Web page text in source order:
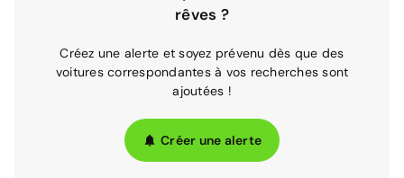
rêves ?
Créez une alerte et soyez prévenu dès que des
voitures correspondantes à vos recherches sont
ajoutées !
Créer une alerte